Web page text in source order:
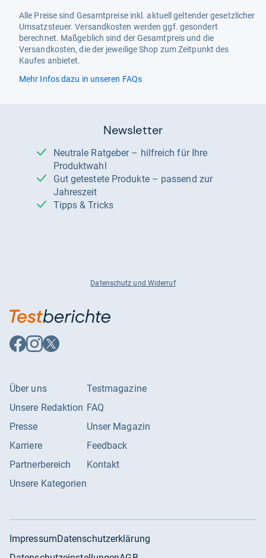
Alle Preise sind Gesamtpreise inkl. aktuell geltender gesetzlicher
Umsatzsteuer. Versandkosten werden ggf. gesondert
berechnet. Maßgeblich sind der Gesamtpreis und die
Versandkosten, die der jeweilige Shop zum Zeitpunkt des
Kaufes anbietet.
Mehr Infos dazu in unseren FAQs
Newsletter
Neutrale Ratgeber – hilfreich für Ihre
Produktwahl
Gut getestete Produkte – passend zur
Jahreszeit
Tipps & Tricks
Datenschutz und Widerruf
Auf
Facebook
Auf
Instagram
Auf
X
Über uns
Unsere Redaktion
Presse
Karriere
Partnerbereich
Unsere Kategorien
Testmagazine
FAQ
Unser Magazin
Feedback
Kontakt
ImpressumDatenschutzerklärung